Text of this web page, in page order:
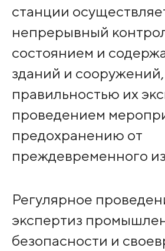
станции
непрерывный
состоянием и
зданий и сооружений,
правильностью их
проведением
предохранению от
преждевременного
Регулярное
экспертиз
безопасности и